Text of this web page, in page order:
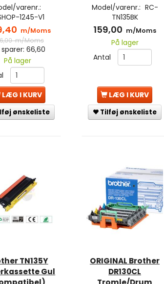
varenr.:
1245-V1
m/Moms
m/Moms
66,60
På lager
LÆG I KURV
ønskeliste
Model/varenr.: RC-
TN135BK
159,00 m/Moms
På lager
Antal
LÆG I KURV
Tilføj ønskeliste
TN135Y
Gul
ORIGINAL Brother
DR130CL